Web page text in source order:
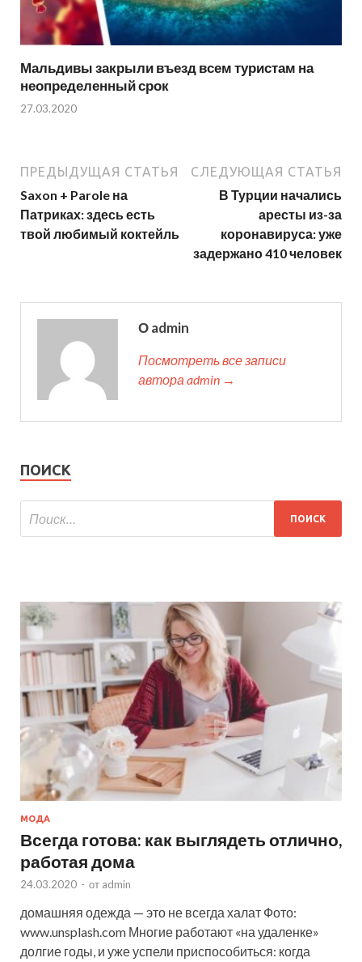
Мальдивы закрыли въезд всем туристам на
неопределенный срок
27.03.2020
ПРЕДЫДУЩАЯ СТАТЬЯ
Saxon + Parole на
Патриках: здесь есть
твой любимый коктейль
СЛЕДУЮЩАЯ СТАТЬЯ
В Турции начались
аресты из-за
коронавируса: уже
задержано 410 человек
О admin
Посмотреть все записи
автора admin →
ПОИСК
МОДА
Всегда готова: как выглядеть отлично,
работая дома
24.03.2020 - от admin
домашняя одежда — это не всегда халат Фото:
www.unsplash.com Многие работают «на удаленке»
долгие годы, и уже успели приспособиться: когда